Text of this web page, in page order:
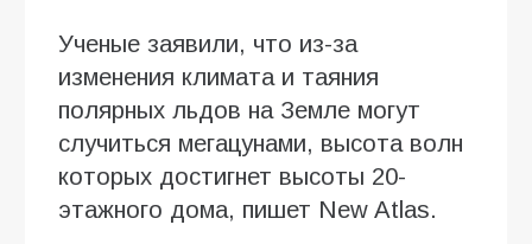
Ученые заявили, что из-за
изменения климата и таяния
полярных льдов на Земле могут
случиться мегацунами, высота волн
которых достигнет высоты 20-
этажного дома, пишет New Atlas.